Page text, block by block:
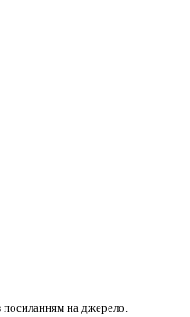
на джерело.